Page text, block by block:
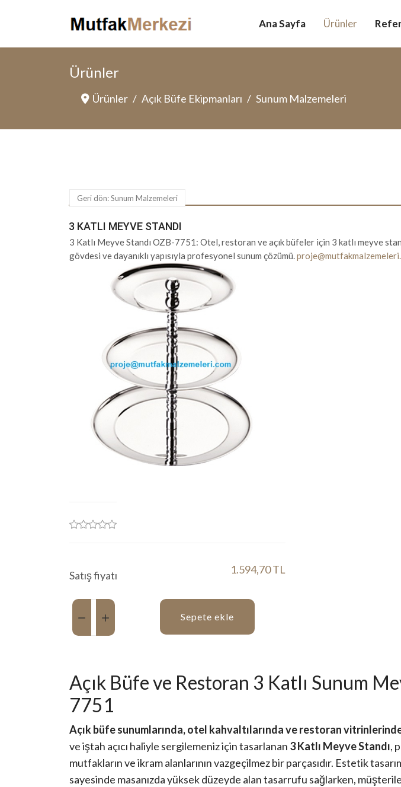
Ana Sayfa Ürünler
Ürünler
Ürünler Açık Büfe Ekipmanları Sunum Malzemeleri
Geri dön: Sunum Malzemeleri
3 KATLI MEYVE STANDI
3 Katlı Meyve Standı OZB-7751: Otel, restoran ve açık büfeler için 3 katlı meyve
gövdesi ve dayanıklı yapısıyla profesyonel sunum çözümü.
Satış fiyatı 1.594,70 TL
Miktar:
Sepete ekle
Açık Büfe ve Restoran 3 Katlı Sunum
7751
Açık büfe sunumlarında, otel kahvaltılarında ve restoran
ve iştah açıcı haliyle sergilemeniz için tasarlanan 3 Katlı Meyve Standı,
mutfakların ve ikram alanlarının vazgeçilmez bir parçasıdır. Estetik
sayesinde masanızda yüksek düzeyde alan tasarrufu sağlarken,